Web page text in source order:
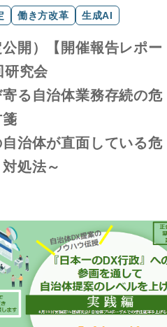
働き方改革 生成AI
公開）【開催報告レポー
研究会
る自治体業務存続の危
自治体が直面している危
処法～